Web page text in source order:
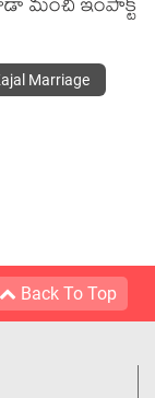
మంచి ఇంపాక్ట్
Marriage
Back To Top